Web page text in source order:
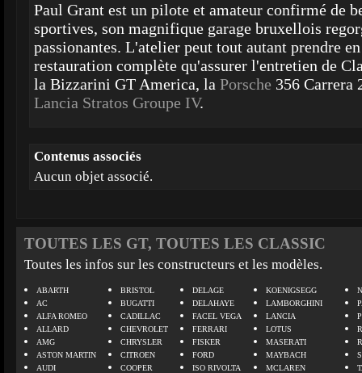
Paul Grant est un pilote et amateur confirmé de
sportives, son magnifique garage bruxellois
passionantes. L'atelier peut tout autant prendre
restauration complète qu'assurer l'entretien de
la Bizzarini GT America, la Porsche 356 Carrera
Lancia Stratos Groupe IV.
Contenus associés
Aucun objet associé.
TOUTES LES GT, TOUTES LES CLASSIC
Toutes les infos sur les constructeurs et les modèles.
ABARTH
AC
ALFA ROMEO
ALLARD
AMG
ASTON MARTIN
AUDI
BRISTOL
BUGATTI
CADILLAC
CHEVROLET
CHRYSLER
CITROEN
COOPER
DELAGE
DELAHAYE
FACEL VEGA
FERRARI
FISKER
FORD
ISO RIVOLTA
KOENIGSEGG
LAMBORGHINI
LANCIA
LOTUS
MASERATI
MAYBACH
MCLAREN